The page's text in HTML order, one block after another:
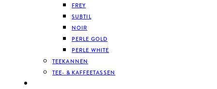
FREY
SUBTIL
NOIR
PERLE GOLD
PERLE WHITE
TEEKANNEN
TEE- & KAFFEETASSEN